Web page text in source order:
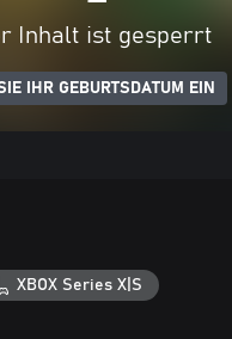
Inhalt ist gesperrt
IHR GEBURTSDATUM EIN
XBOX Series X|S